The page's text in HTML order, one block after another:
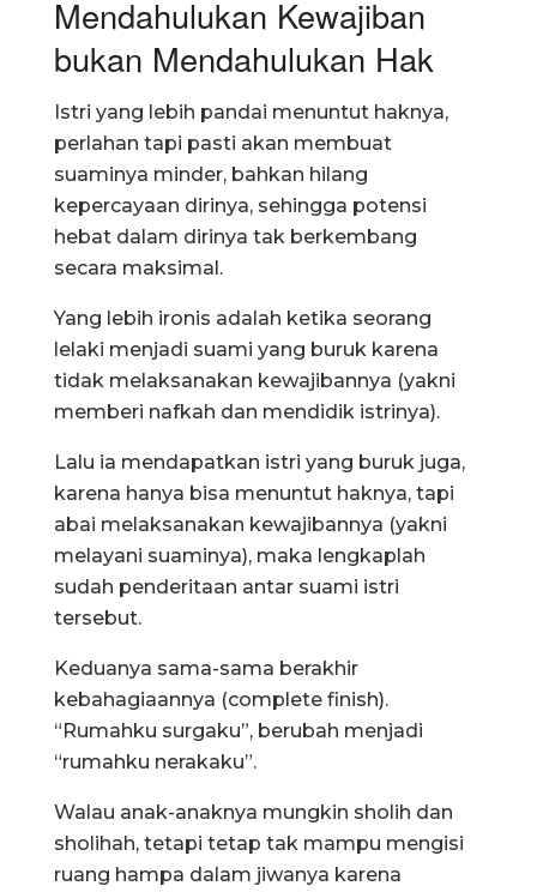
Mendahulukan Kewajiban
bukan Mendahulukan Hak
Istri yang lebih pandai menuntut haknya,
perlahan tapi pasti akan membuat
suaminya minder, bahkan hilang
kepercayaan dirinya, sehingga potensi
hebat dalam dirinya tak berkembang
secara maksimal.
Yang lebih ironis adalah ketika seorang
lelaki menjadi suami yang buruk karena
tidak melaksanakan kewajibannya (yakni
memberi nafkah dan mendidik istrinya).
Lalu ia mendapatkan istri yang buruk juga,
karena hanya bisa menuntut haknya, tapi
abai melaksanakan kewajibannya (yakni
melayani suaminya), maka lengkaplah
sudah penderitaan antar suami istri
tersebut.
Keduanya sama-sama berakhir
kebahagiaannya (complete finish).
“Rumahku surgaku”, berubah menjadi
“rumahku nerakaku”.
Walau anak-anaknya mungkin sholih dan
sholihah, tetapi tetap tak mampu mengisi
ruang hampa dalam jiwanya karena